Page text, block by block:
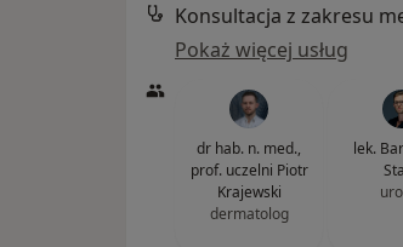
Pokaż więcej usług
dr hab. n. med.,
prof. uczelni Piotr
Krajewski
dermatolog
lek.